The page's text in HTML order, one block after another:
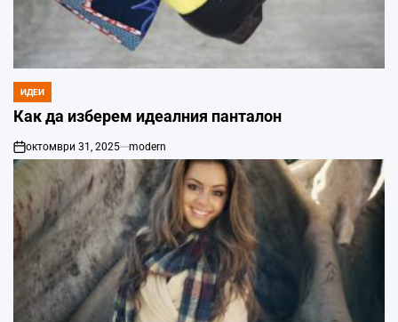
POSTED
IN
ИДЕИ
Как да изберем идеалния панталон
on
октомври 31, 2025 modern